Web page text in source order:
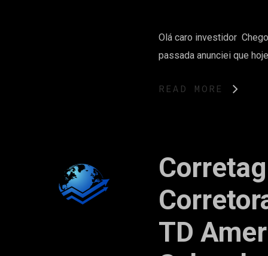
Olá caro investidor
passada anunciei que
READ MORE
TD